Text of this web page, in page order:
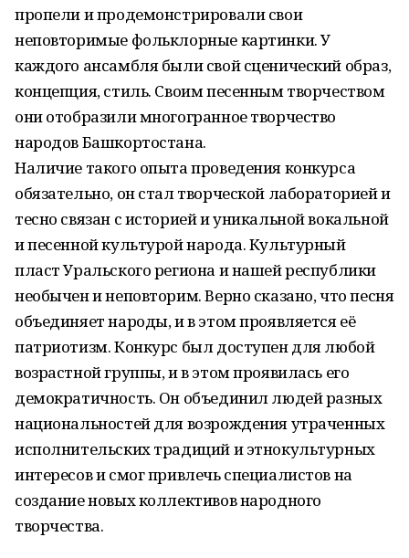
пропели и продемонстрировали свои
неповторимые фольклорные картинки. У
каждого ансамбля были свой сценический образ,
концепция, стиль. Своим песенным творчеством
они отобразили многогранное творчество
народов Башкортостана.
Наличие такого опыта проведения конкурса
обязательно, он стал творческой лабораторией и
тесно связан с историей и уникальной вокальной
и песенной культурой народа. Культурный
пласт Уральского региона и нашей республики
необычен и неповторим. Верно сказано, что песня
объединяет народы, и в этом проявляется её
патриотизм. Конкурс был доступен для любой
возрастной группы, и в этом проявилась его
демократичность. Он объединил людей разных
национальностей для возрождения утраченных
исполнительских традиций и этнокультурных
интересов и смог привлечь специалистов на
создание новых коллективов народного
творчества.